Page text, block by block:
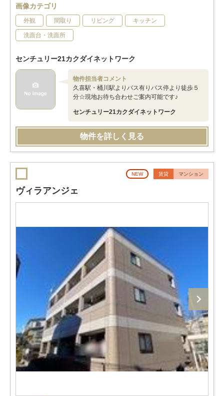
画像カテゴリ
外観 間取り リビング キッチン
洗面台・洗面所
センチュリー21カクダイネットワーク
物件担当者コメント
久喜駅・桶川駅よりバス有りバス停より徒歩５
分☆現地お待ち合わせご案内可能です♪
センチュリー21カクダイネットワーク
物件を詳しく見る
NEW 賃貸 マンション
ヴィラアンジェ